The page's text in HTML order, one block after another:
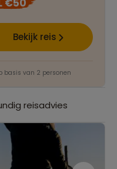
€50
Bekijk reis
basis van 2 personen
reisadvies
reisroutes